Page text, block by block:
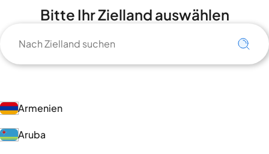
Bitte Ihr Zielland auswählen
Armenien
Aruba